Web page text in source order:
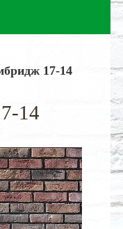
17-14
14